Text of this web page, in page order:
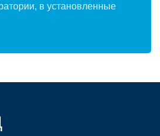
в установленные